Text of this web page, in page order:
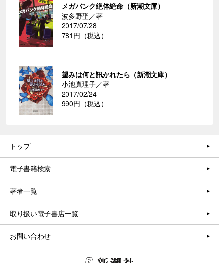
メガバンク絶体絶命（新潮文庫）
波多野聖／著
2017/07/28
781円（税込）
望みは何と訊かれたら（新潮文庫）
小池真理子／著
2017/02/24
990円（税込）
トップ
電子書籍検索
著者一覧
取り扱い電子書店一覧
お問い合わせ